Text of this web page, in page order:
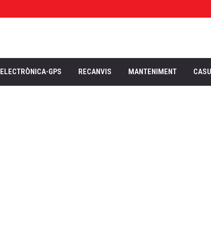
ELECTRÒNICA-GPS RECANVIS MANTENIMENT